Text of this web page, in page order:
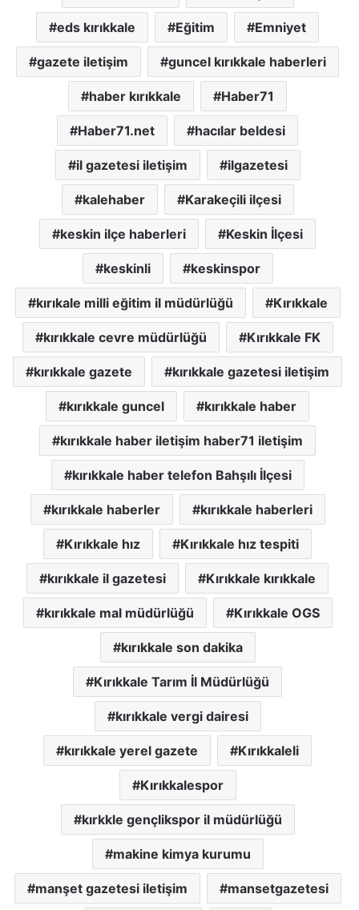
eds kırıkkale Eğitim Emniyet
gazete iletişim guncel kırıkkale haberleri
haber kırıkkale Haber71
Haber71.net hacılar beldesi
il gazetesi iletişim ilgazetesi
kalehaber Karakeçili ilçesi
keskin ilçe haberleri Keskin İlçesi
keskinli keskinspor
kırıkale milli eğitim il müdürlüğü Kırıkkale
kırıkkale cevre müdürlüğü Kırıkkale FK
kırıkkale gazete kırıkkale gazetesi iletişim
kırıkkale guncel kırıkkale haber
kırıkkale haber iletişim haber71 iletişim
kırıkkale haber telefon Bahşılı İlçesi
kırıkkale haberler kırıkkale haberleri
Kırıkkale hız Kırıkkale hız tespiti
kırıkkale il gazetesi Kırıkkale kırıkkale
kırıkkale mal müdürlüğü Kırıkkale OGS
kırıkkale son dakika
Kırıkkale Tarım İl Müdürlüğü
kırıkkale vergi dairesi
kırıkkale yerel gazete Kırıkkaleli
Kırıkkalespor
kırkkle gençlikspor il müdürlüğü
makine kimya kurumu
manşet gazetesi iletişim mansetgazetesi